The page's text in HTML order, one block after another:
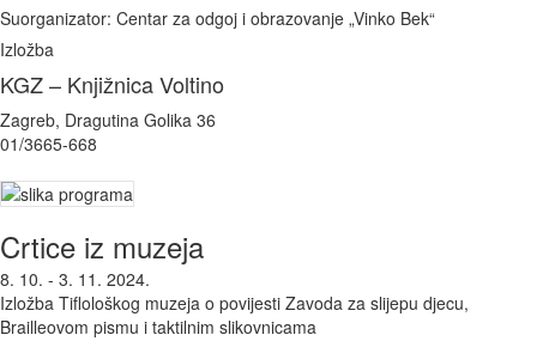
Suorganizator: Centar za odgoj i obrazovanje „Vinko Bek“
Izložba
KGZ – Knjižnica Voltino
Zagreb, Dragutina Golika 36
01/3665-668
Crtice iz muzeja
8. 10. - 3. 11. 2024.
Izložba Tiflološkog muzeja o povijesti Zavoda za slijepu djecu,
Brailleovom pismu i taktilnim slikovnicama